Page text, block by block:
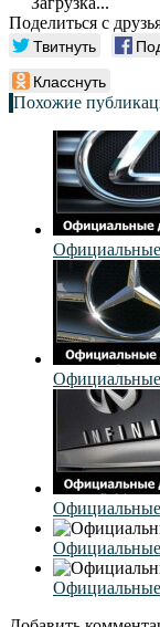
Поделиться с
Твитнуть
Класснуть
Похожие